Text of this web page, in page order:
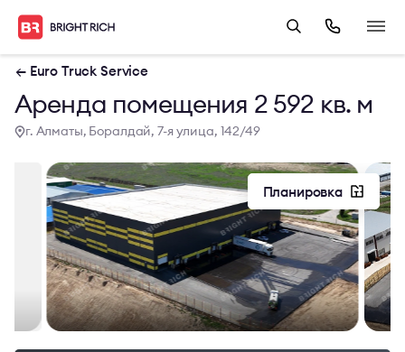
← Euro Truck Service
Аренда помещения 2 592 кв. м
г. Алматы, Боралдай, 7-я улица, 142/49
Планировка